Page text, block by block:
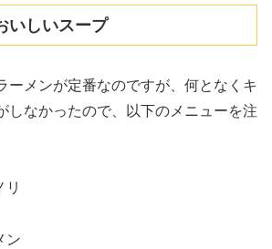
いしいスープ
ーメンが定番なのですが、何となくキ
しなかったので、以下のメニューを注
リ
ン